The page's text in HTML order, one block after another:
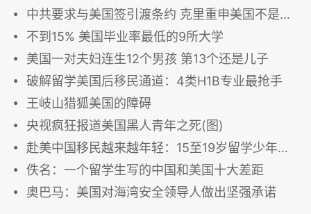
中共要求与美国签引渡条约 克里重申美国不是中共贪官避风港
不到15% 美国毕业率最低的9所大学
美国一对夫妇连生12个男孩 第13个还是儿子
破解留学美国后移民通道：4类H1B专业最抢手
王岐山猎狐美国的障碍
央视疯狂报道美国黑人青年之死(图)
赴美中国移民越来越年轻：15至19岁留学少年增速最快
佚名：一个留学生写的中国和美国十大差距
奥巴马：美国对海湾安全领导人做出坚强承诺